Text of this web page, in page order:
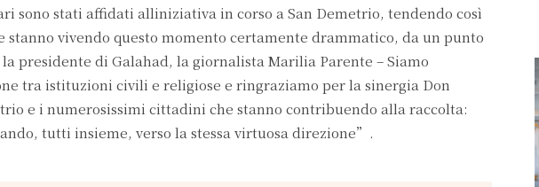
sono stati affidati alliniziativa in corso a San Demetrio, tendendo così
vivendo questo momento certamente drammatico, da un punto
presidente di Galahad, la giornalista Marilia Parente – Siamo
tra istituzioni civili e religiose e ringraziamo per la sinergia Don
e i numerosissimi cittadini che stanno contribuendo alla raccolta:
tutti insieme, verso la stessa virtuosa direzione”.